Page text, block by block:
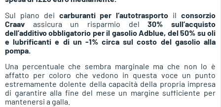
Sul piano dei carburanti per l’autotrasporto ilconsorzio
Craav assicura un risparmio del30% sull’acquisto
dell’additivo obbligatorio per il gasolio Adblue, del 50% su oli
e lubrificanti e di un -1% circa sul costo del gasolio alla
pompa.
Una percentuale che sembra marginale ma che non lo è
affatto per coloro che vedono in questa voce un punto
estremamente dolente della capacità della propria impresa
di garantire alla fine del mese un margine sufficiente per
mantenersi a galla.